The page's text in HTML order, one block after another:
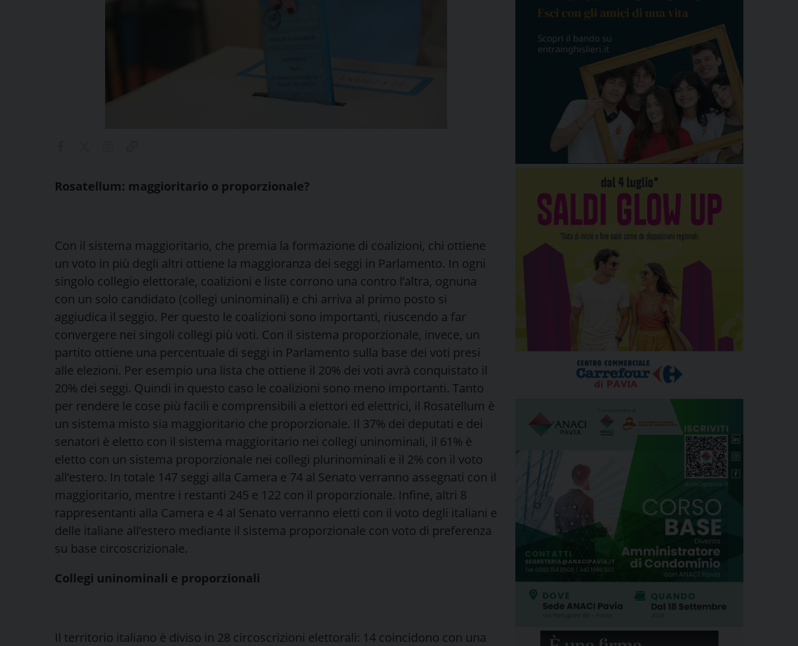
Rosatellum: maggioritario o proporzionale?
Con il sistema maggioritario, che premia la formazione di coalizioni, chi ottiene
un voto in più degli altri ottiene la maggioranza dei seggi in Parlamento. In ogni
singolo collegio elettorale, coalizioni e liste corrono una contro l’altra, ognuna
con un solo candidato (collegi uninominali) e chi arriva al primo posto si
aggiudica il seggio. Per questo le coalizioni sono importanti, riuscendo a far
convergere nei singoli collegi più voti. Con il sistema proporzionale, invece, un
partito ottiene una percentuale di seggi in Parlamento sulla base dei voti presi
alle elezioni. Per esempio una lista che ottiene il 20% dei voti avrà conquistato il
20% dei seggi. Quindi in questo caso le coalizioni sono meno importanti. Tanto
per rendere le cose più facili e comprensibili a elettori ed elettrici, il Rosatellum è
un sistema misto sia maggioritario che proporzionale. Il 37% dei deputati e dei
senatori è eletto con il sistema maggioritario nei collegi uninominali, il 61% è
eletto con un sistema proporzionale nei collegi plurinominali e il 2% con il voto
all’estero. In totale 147 seggi alla Camera e 74 al Senato verranno assegnati con il
maggioritario, mentre i restanti 245 e 122 con il proporzionale. Infine, altri 8
rappresentanti alla Camera e 4 al Senato verranno eletti con il voto degli italiani e
delle italiane all’estero mediante il sistema proporzionale con voto di preferenza
su base circoscrizionale.
Collegi uninominali e proporzionali
Il territorio italiano è diviso in 28 circoscrizioni elettorali: 14 coincidono con una